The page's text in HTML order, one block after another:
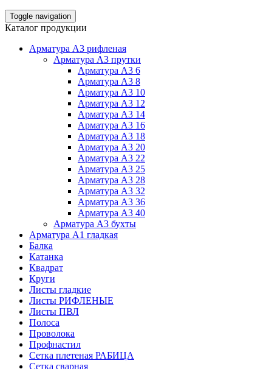
Toggle navigation
Каталог продукции
Арматура А3 рифленая
Арматура А3 прутки
Арматура А3 6
Арматура А3 8
Арматура А3 10
Арматура А3 12
Арматура А3 14
Арматура А3 16
Арматура А3 18
Арматура А3 20
Арматура А3 22
Арматура А3 25
Арматура А3 28
Арматура А3 32
Арматура А3 36
Арматура А3 40
Арматура А3 бухты
Арматура А1 гладкая
Балка
Катанка
Квадрат
Круги
Листы гладкие
Листы РИФЛЕНЫЕ
Листы ПВЛ
Полоса
Проволока
Профнастил
Сетка плетеная РАБИЦА
Сетка сварная